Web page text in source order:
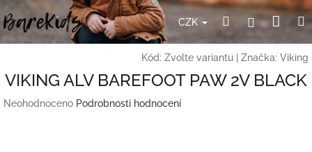
Přejít
na
obsah
CZK HledatPřihlášení
Kód: Zvolte variantu Značka: Viking
VIKING ALV BAREFOOT PAW 2V BLACK
Průměrné
Neohodnoceno Podrobnosti hodnocení